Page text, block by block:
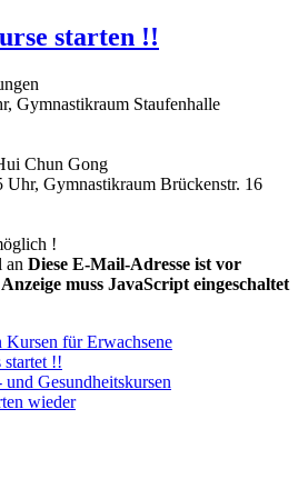
starten !!
Gymnastikraum Staufenhalle
Chun Gong
Uhr, Gymnastikraum Brückenstr. 16
!
an Diese E-Mail-Adresse ist vor
muss JavaScript eingeschaltet
Kursen für Erwachsene
startet !!
Gesundheitskursen
wieder